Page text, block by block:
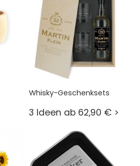
Whisky-Geschenksets
3 Ideen ab 62,90 € >